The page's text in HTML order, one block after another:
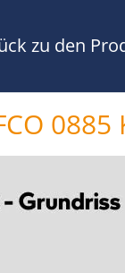
zu den